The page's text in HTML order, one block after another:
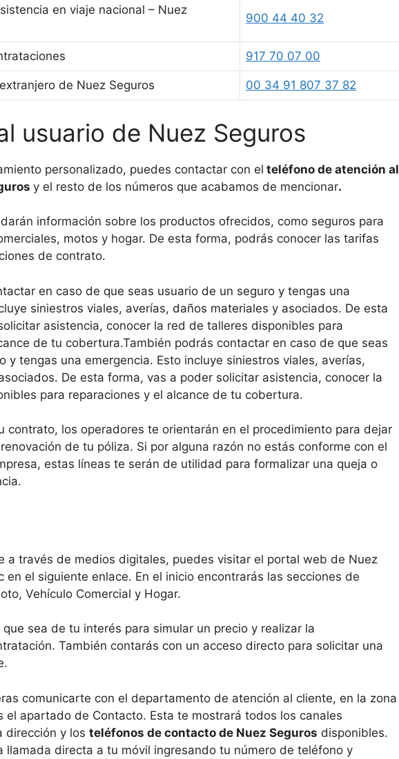
en viaje nacional – Nuez
900 44 40 32
917 70 07 00
de Nuez Seguros 00 34 91 807 37 82
usuario de Nuez Seguros
personalizado, puedes contactar con el teléfono de atención al
y el resto de los números que acabamos de mencionar.
información sobre los productos ofrecidos, como seguros para
motos y hogar. De esta forma, podrás conocer las tarifas
de contrato.
en caso de que seas usuario de un seguro y tengas una
siniestros viales, averías, daños materiales y asociados. De esta
asistencia, conocer la red de talleres disponibles para
de tu cobertura.También podrás contactar en caso de que seas
y tengas una emergencia. Esto incluye siniestros viales, averías,
De esta forma, vas a poder solicitar asistencia, conocer la
para reparaciones y el alcance de tu cobertura.
contrato, los operadores te orientarán en el procedimiento para dejar
de tu póliza. Si por alguna razón no estás conforme con el
estas líneas te serán de utilidad para formalizar una queja o
a través de medios digitales, puedes visitar el portal web de Nuez
en el siguiente enlace. En el inicio encontrarás las secciones de
Vehículo Comercial y Hogar.
sea de tu interés para simular un precio y realizar la
También contarás con un acceso directo para solicitar una
comunicarte con el departamento de atención al cliente, en la zona
el apartado de Contacto. Esta te mostrará todos los canales
dirección y los teléfonos de contacto de Nuez Seguros disponibles.
llamada directa a tu móvil ingresando tu número de teléfono y